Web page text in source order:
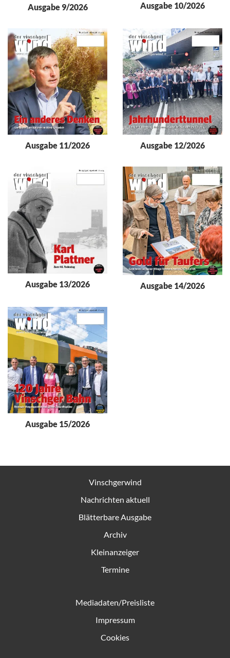
Ausgabe 9/2026 Ausgabe 10/2026
Ausgabe 11/2026 Ausgabe 12/2026
Ausgabe 13/2026 Ausgabe 14/2026
Ausgabe 15/2026
Vinschgerwind
Nachrichten aktuell
Blätterbare Ausgabe
Archiv
Kleinanzeiger
Termine
Mediadaten/Preisliste
Impressum
Cookies